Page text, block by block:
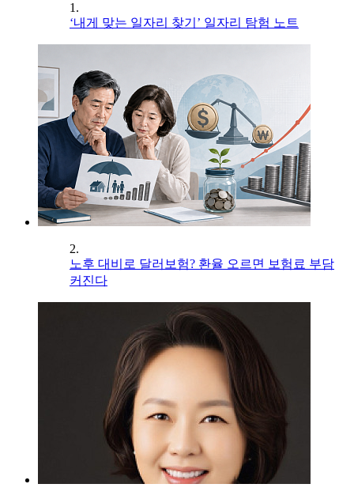
1.
‘내게 맞는 일자리 찾기’ 일자리 탐험 노트
2.
노후 대비로 달러보험? 환율 오르면 보험료 부담
커진다